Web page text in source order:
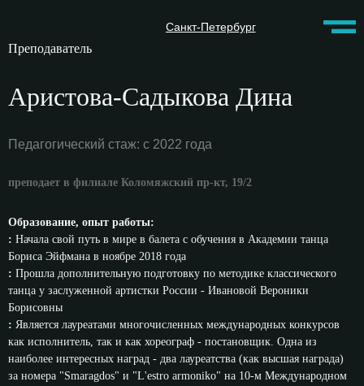
Санкт-Петербург
Преподаватель
Аристова-Садыкова Дина
Педагогический стаж: с 2022 года
преподает в филиале Коломяжский пр-кт, 19/2
Образование, опыт работы:
: Начала свой путь в мире в балета с обучения в Академии танца
Бориса Эйфмана в ноябре 2018 года
: Прошла дополнительную подготовку по методике классического
танца у заслуженной артистки России - Ивановой Вероники
Борисовны
: Является лауреатами многочисленных международных конкурсов
как исполнитель, так и как хореограф - постановщик. Одна из
наиболее интересных наград - два лауреатства (как высшая награда)
за номера "Smaragdos" и "L'estro armoniko" на 10-м Международном